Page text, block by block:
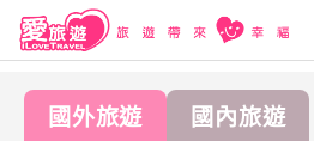
國外旅遊 國內旅遊